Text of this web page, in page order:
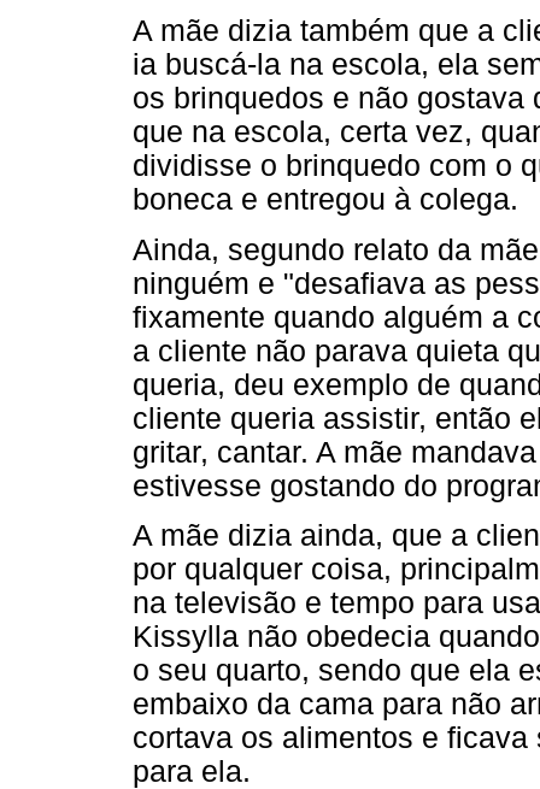
A mãe dizia também que a
ia buscá-la na escola, ela
os brinquedos e não gostava
que na escola, certa vez,
dividisse o brinquedo com o
boneca e entregou à colega.
Ainda, segundo relato da
ninguém e "desafiava as
fixamente quando alguém a
a cliente não parava quieta
queria, deu exemplo de
cliente queria assistir, então
gritar, cantar. A mãe
estivesse gostando do
A mãe dizia ainda, que a
por qualquer coisa,
na televisão e tempo para
Kissylla não obedecia
o seu quarto, sendo que ela
embaixo da cama para não
cortava os alimentos e
para ela.